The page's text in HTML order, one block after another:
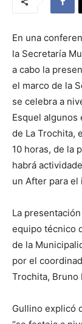
En una
la Secretaría
a cabo la
el marco de la
se celebra a
Esquel algunos
de La Trochita,
10 horas, de la
habrá
un After para
La
equipo técnico
de la
por el
Trochita, Bruno
Gullino explicó